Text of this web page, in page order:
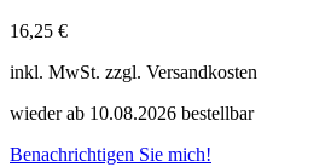
16,25 €
inkl. MwSt. zzgl. Versandkosten
wieder ab 10.08.2026 bestellbar
Benachrichtigen Sie mich!